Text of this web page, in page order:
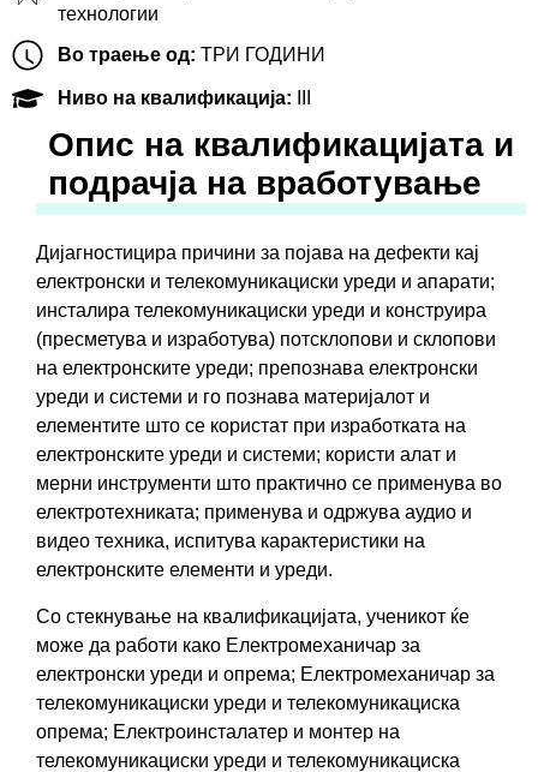
технологии
Во траење од: ТРИ ГОДИНИ
Ниво на квалификација:
Oпис на квалификацијата и
подрачја на вработување
Дијагностицира причини за појава на дефекти кај
електронски и телекомуникациски уреди и апарати;
инсталира телекомуникациски уреди и конструира
(пресметува и изработува) потсклопови и склопови
на електронските уреди; препознава електронски
уреди и системи и го познава материјалот и
елементите што се користат при изработката на
електронските уреди и системи; користи алат и
мерни инструменти што практично се применува во
електротехниката; применува и одржува аудио и
видео техника, испитува карактеристики на
електронските елементи и уреди.
Со стекнување на квалификацијатa, ученикот ќе
може да работи како Електромеханичар за
електронски уреди и опрема; Електромеханичар за
телекомуникациски уреди и телекомуникациска
опрема; Електроинсталатер и монтер на
телекомуникациски уреди и телекомуникациска